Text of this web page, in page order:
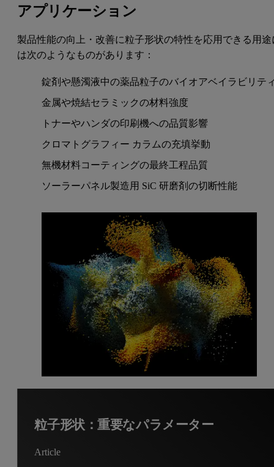
アプリケーション
製品性能の向上・改善に粒子形状の特性を応用できる用途
は次のようなものがあります：
錠剤や懸濁液中の薬品粒子のバイオアベイラビリテ
金属や焼結セラミックの材料強度
トナーやハンダの印刷機への品質影響
クロマトグラフィー カラムの充填挙動
無機材料コーティングの最終工程品質
ソーラーパネル製造用 SiC 研磨剤の切断性能
粒子形状：重要なパラメーター
Article